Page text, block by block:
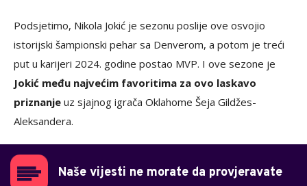
Podsjetimo, Nikola Jokić je sezonu poslije ove osvojio
istorijski šampionski pehar sa Denverom, a potom je treći
put u karijeri 2024. godine postao MVP. I ove sezone je
Jokić među najvećim favoritima za ovo laskavo
priznanje uz sjajnog igrača Oklahome Šeja Gildžes-
Aleksandera.
Naše vijesti ne morate da provjeravate